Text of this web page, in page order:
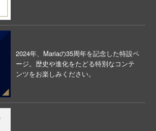
2024年、Mariaの35周年を記念した特設ペ
ージ。歴史や進化をたどる特別なコンテ
ンツをお楽しみください。